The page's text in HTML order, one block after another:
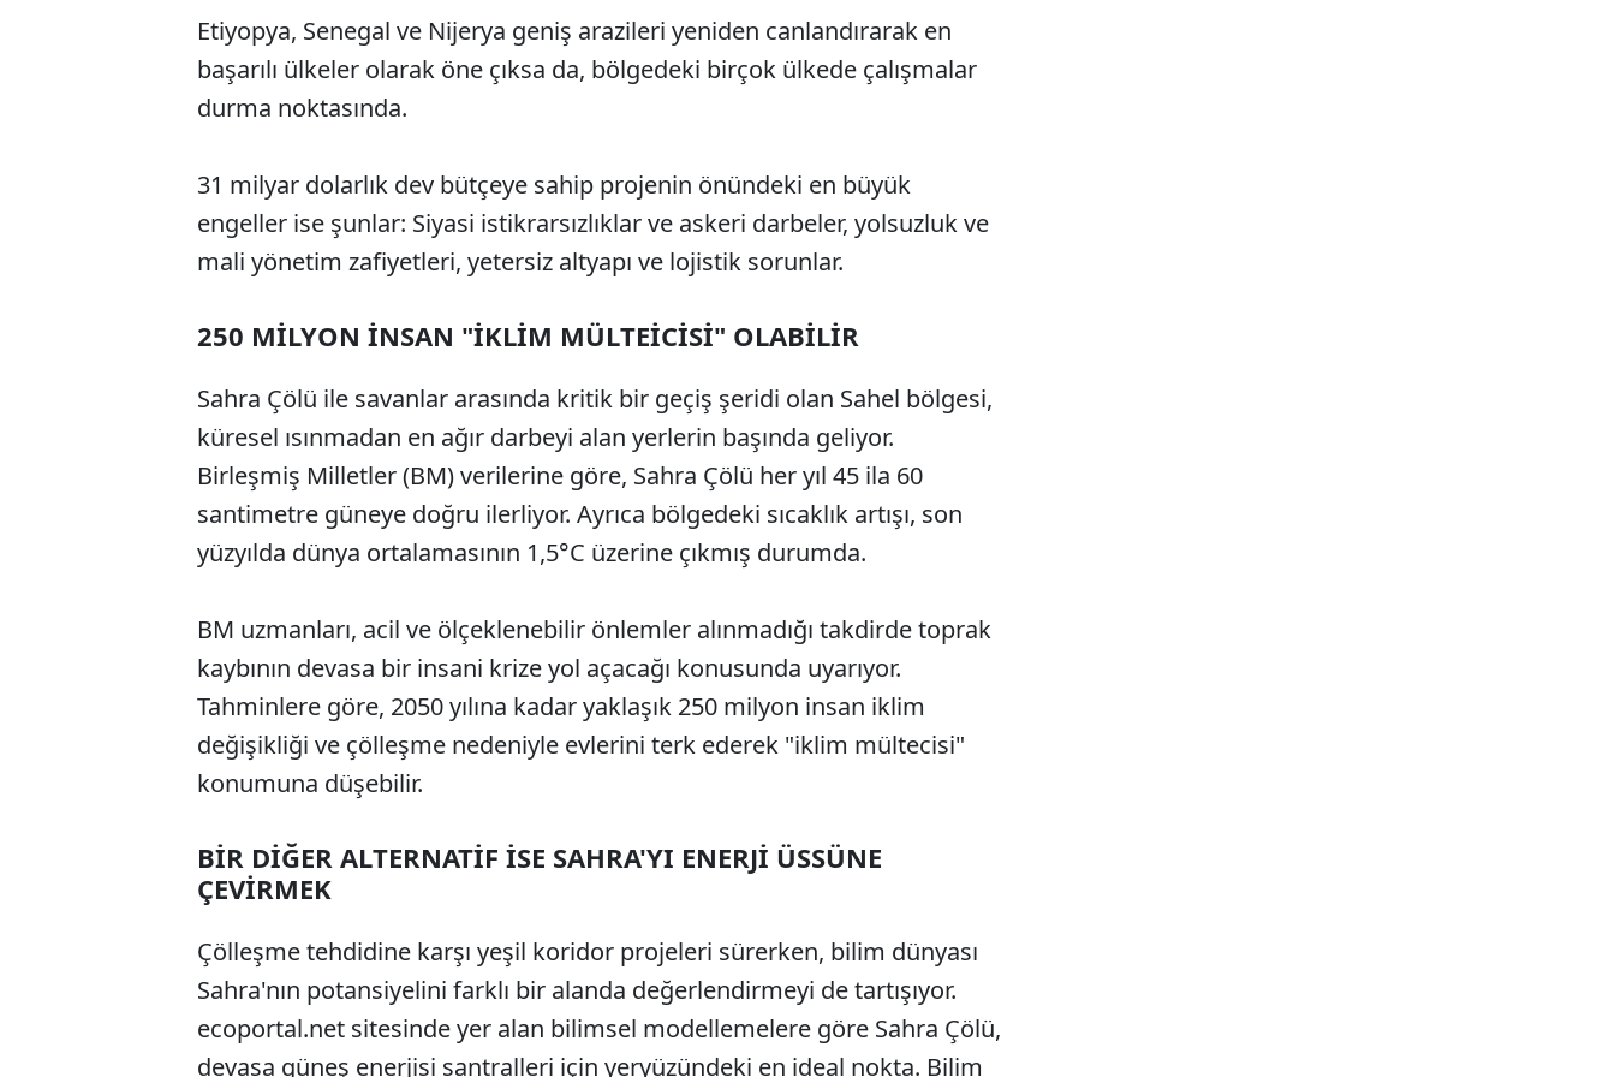
Etiyopya, Senegal ve Nijerya geniş arazileri yeniden canlandırarak en
başarılı ülkeler olarak öne çıksa da, bölgedeki birçok ülkede çalışmalar
durma noktasında.
31 milyar dolarlık dev bütçeye sahip projenin önündeki en büyük
engeller ise şunlar: Siyasi istikrarsızlıklar ve askeri darbeler, yolsuzluk ve
mali yönetim zafiyetleri, yetersiz altyapı ve lojistik sorunlar.
250 MİLYON İNSAN "İKLİM MÜLTEİCİSİ" OLABİLİR
Sahra Çölü ile savanlar arasında kritik bir geçiş şeridi olan Sahel bölgesi,
küresel ısınmadan en ağır darbeyi alan yerlerin başında geliyor.
Birleşmiş Milletler (BM) verilerine göre, Sahra Çölü her yıl 45 ila 60
santimetre güneye doğru ilerliyor. Ayrıca bölgedeki sıcaklık artışı, son
yüzyılda dünya ortalamasının 1,5°C üzerine çıkmış durumda.
BM uzmanları, acil ve ölçeklenebilir önlemler alınmadığı takdirde toprak
kaybının devasa bir insani krize yol açacağı konusunda uyarıyor.
Tahminlere göre, 2050 yılına kadar yaklaşık 250 milyon insan iklim
değişikliği ve çölleşme nedeniyle evlerini terk ederek "iklim mültecisi"
konumuna düşebilir.
BİR DİĞER ALTERNATİF İSE SAHRA'YI ENERJİ ÜSSÜNE
ÇEVİRMEK
Çölleşme tehdidine karşı yeşil koridor projeleri sürerken, bilim dünyası
Sahra'nın potansiyelini farklı bir alanda değerlendirmeyi de tartışıyor.
ecoportal.net sitesinde yer alan bilimsel modellemelere göre Sahra Çölü,
devasa güneş enerjisi santralleri için yeryüzündeki en ideal nokta. Bilim